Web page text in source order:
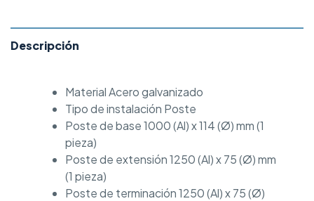
Descripción
Material Acero galvanizado
Tipo de instalación Poste
Poste de base 1000 (Al) x 114 (Ø) mm (1
pieza)
Poste de extensión 1250 (Al) x 75 (Ø) mm
(1 pieza)
Poste de terminación 1250 (Al) x 75 (Ø)